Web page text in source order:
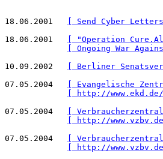
18.06.2001
[ Send Cyber
18.06.2001
[ "Operation
[ Ongoing War
10.09.2002
[ Berliner
07.05.2004
[ Evangelische
[ http://
07.05.2004
[
[ http://
07.05.2004
[
[ http://